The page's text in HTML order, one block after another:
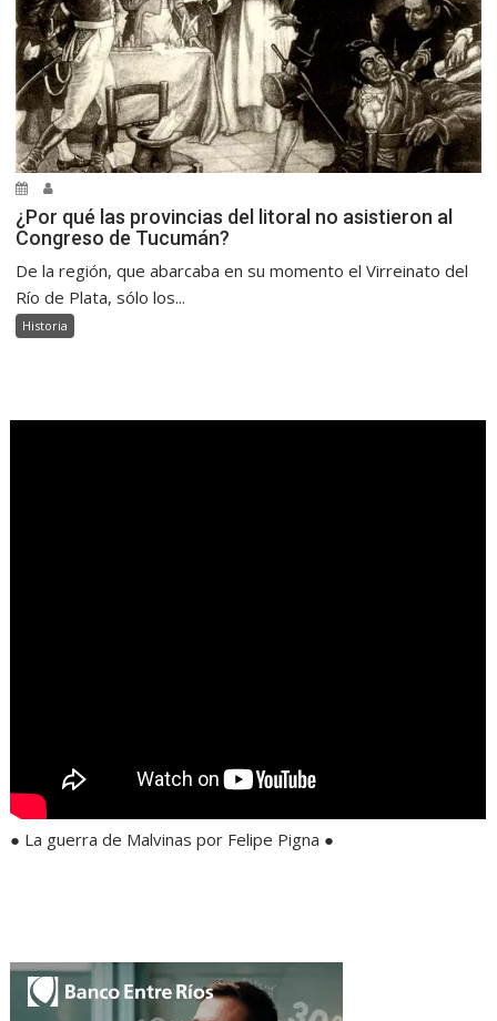
¿Por qué las provincias del litoral no asistieron al
Congreso de Tucumán?
De la región, que abarcaba en su momento el Virreinato del
Río de Plata, sólo los...
Historia
● La guerra de Malvinas por Felipe Pigna ●